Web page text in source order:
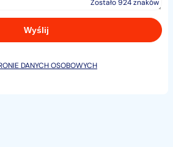
Zostało 924 znaków
DANYCH OSOBOWYCH